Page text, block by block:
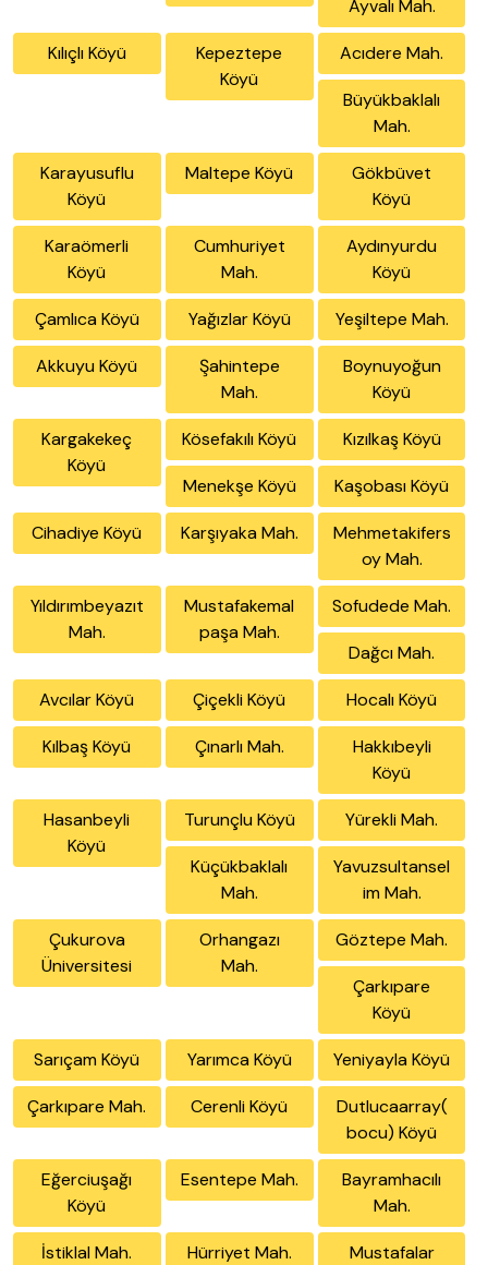
Ayvalı Mah.
Kılıçlı Köyü
Kepeztepe
Köyü
Acıdere Mah.
Büyükbaklalı
Mah.
Karayusuflu
Köyü
Maltepe Köyü
Gökbüvet
Köyü
Karaömerli
Köyü
Cumhuriyet
Mah.
Aydınyurdu
Köyü
Çamlıca Köyü Yağızlar Köyü Yeşiltepe Mah.
Akkuyu Köyü
Şahintepe
Mah.
Boynuyoğun
Köyü
Kargakekeç
Köyü
Kösefakılı Köyü Kızılkaş Köyü
Menekşe Köyü Kaşobası Köyü
Cihadiye Köyü Karşıyaka Mah.
Mehmetakifers
oy Mah.
Yıldırımbeyazıt
Mah.
Mustafakemal
paşa Mah.
Sofudede Mah.
Dağcı Mah.
Avcılar Köyü Çiçekli Köyü Hocalı Köyü
Kılbaş Köyü Çınarlı Mah.
Hakkıbeyli
Köyü
Hasanbeyli
Köyü
Turunçlu Köyü Yürekli Mah.
Küçükbaklalı
Mah.
Yavuzsultansel
im Mah.
Çukurova
Üniversitesi
Orhangazı
Mah.
Göztepe Mah.
Çarkıpare
Köyü
Sarıçam Köyü Yarımca Köyü Yeniyayla Köyü
Çarkıpare Mah. Cerenli Köyü
Dutlucaarray(
bocu) Köyü
Eğerciuşağı
Köyü
Esentepe Mah.
Bayramhacılı
Mah.
İstiklal Mah. Hürriyet Mah.
Mustafalar